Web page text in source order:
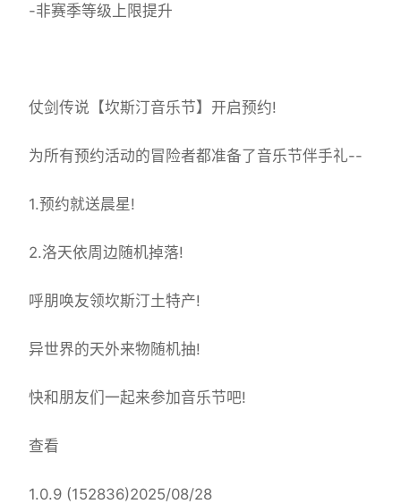
-非赛季等级上限提升
仗剑传说【坎斯汀音乐节】开启预约!
为所有预约活动的冒险者都准备了音乐节伴手礼--
1.预约就送晨星!
2.洛天依周边随机掉落!
呼朋唤友领坎斯汀土特产!
异世界的天外来物随机抽!
快和朋友们一起来参加音乐节吧!
查看
1.0.9 (152836)2025/08/28